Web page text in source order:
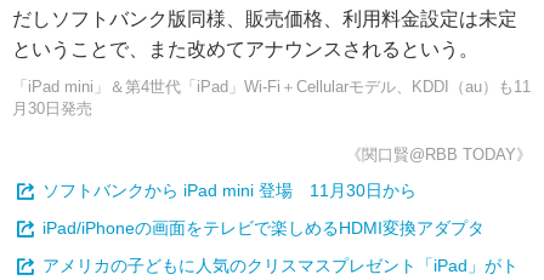
だしソフトバンク版同様、販売価格、利用料金設定は未定
ということで、また改めてアナウンスされるという。
「iPad mini」＆第4世代「iPad」Wi-Fi＋Cellularモデル、KDDI（au）も11
月30日発売
《関口賢@RBB TODAY》
ソフトバンクから iPad mini 登場 11月30日から
iPad/iPhoneの画面をテレビで楽しめるHDMI変換アダプタ
アメリカの子どもに人気のクリスマスプレゼント「iPad」がト